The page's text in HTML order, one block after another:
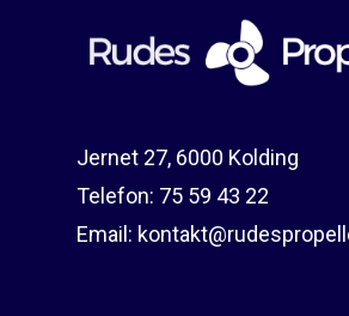
Jernet 27, 6000 Kolding
Telefon: 75 59 43 22
Email: